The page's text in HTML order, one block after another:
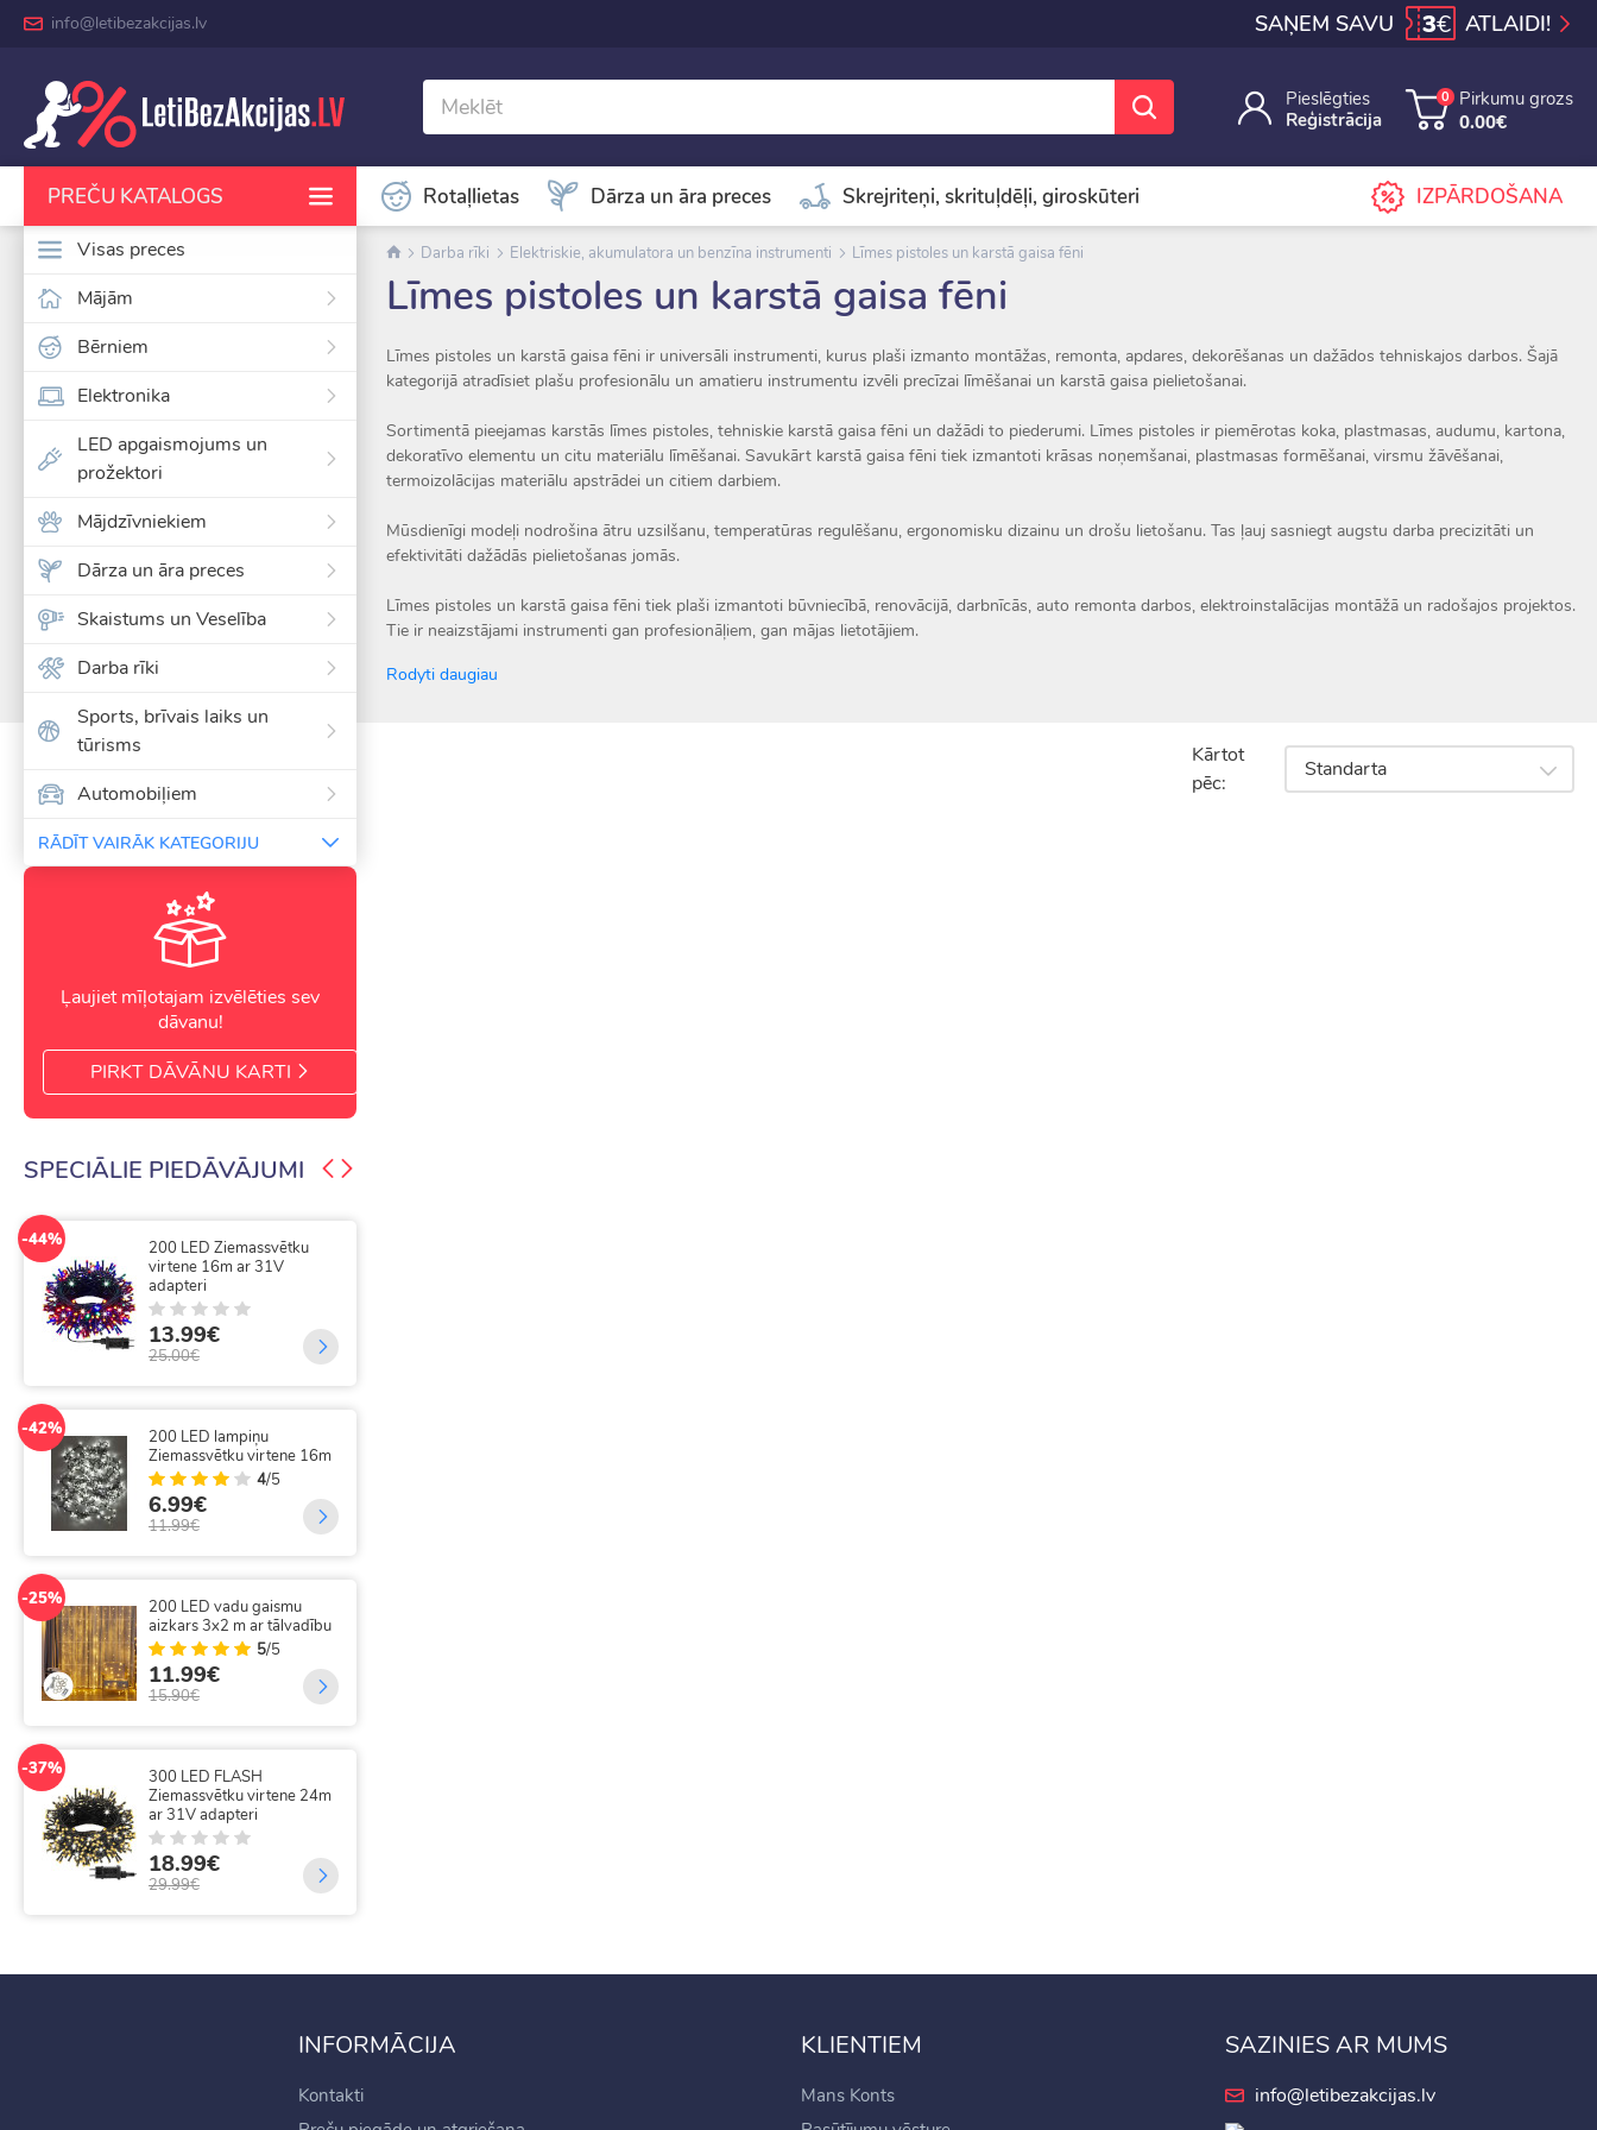
info@letibezakcijas.lv SAŅEM SAVU 3€ ATLAIDI!
Pieslēgties
Reģistrācija
0
Pirkumu grozs
0.00€
PREČU KATALOGS
Visas preces
Mājām
Bērniem
Elektronika
LED apgaismojums un
prožektori
Mājdzīvniekiem
Dārza un āra preces
Skaistums un Veselība
Darba rīki
Sports, brīvais laiks un
tūrisms
Automobiļiem
RĀDĪT VAIRĀK KATEGORIJU
Rotaļlietas Dārza un āra preces Skrejriteņi, skrituļdēļi, giroskūteri IZPĀRDOŠANA
Darba rīki Elektriskie, akumulatora un benzīna instrumenti Līmes pistoles un karstā gaisa fēni
Līmes pistoles un karstā gaisa fēni
Līmes pistoles un karstā gaisa fēni ir universāli instrumenti, kurus plaši izmanto montāžas, remonta, apdares, dekorēšanas un dažādos tehniskajos darbos. Šajā
kategorijā atradīsiet plašu profesionālu un amatieru instrumentu izvēli precīzai līmēšanai un karstā gaisa pielietošanai.
Sortimentā pieejamas karstās līmes pistoles, tehniskie karstā gaisa fēni un dažādi to piederumi. Līmes pistoles ir piemērotas koka, plastmasas, audumu, kartona,
dekoratīvo elementu un citu materiālu līmēšanai. Savukārt karstā gaisa fēni tiek izmantoti krāsas noņemšanai, plastmasas formēšanai, virsmu žāvēšanai,
termoizolācijas materiālu apstrādei un citiem darbiem.
Mūsdienīgi modeļi nodrošina ātru uzsilšanu, temperatūras regulēšanu, ergonomisku dizainu un drošu lietošanu. Tas ļauj sasniegt augstu darba precizitāti un
efektivitāti dažādās pielietošanas jomās.
Līmes pistoles un karstā gaisa fēni tiek plaši izmantoti būvniecībā, renovācijā, darbnīcās, auto remonta darbos, elektroinstalācijas montāžā un radošajos projektos.
Tie ir neaizstājami instrumenti gan profesionāļiem, gan mājas lietotājiem.
Rodyti daugiau
Ļaujiet mīļotajam izvēlēties sev
dāvanu!
PIRKT DĀVĀNU KARTI
SPECIĀLIE PIEDĀVĀJUMI
-44%
200 LED Ziemassvētku
virtene 16m ar 31V
adapteri
13.99€
25.00€
-42%
200 LED lampiņu
Ziemassvētku virtene 16m
4/5
6.99€
11.99€
-25%
200 LED vadu gaismu
aizkars 3x2 m ar tālvadību
5/5
11.99€
15.90€
-37%
300 LED FLASH
Ziemassvētku virtene 24m
ar 31V adapteri
18.99€
29.99€
Kārtot
pēc:
Standarta
INFORMĀCIJA
Kontakti
KLIENTIEM
Mans Konts
SAZINIES AR MUMS
info@letibezakcijas.lv